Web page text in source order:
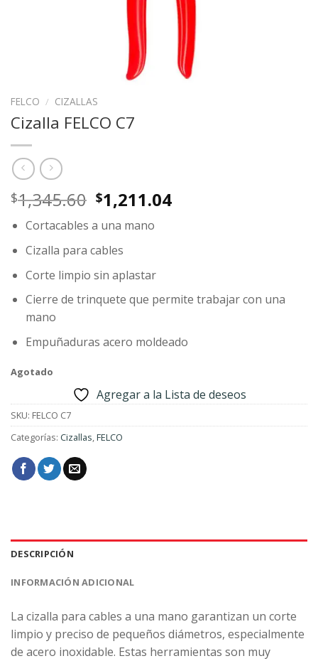
FELCO / CIZALLAS
Cizalla FELCO C7
$1,345.60 Original
price
was:
$1,345.60.
$1,211.04Current
Cortacables a una mano
Cizalla para cables
Corte limpio sin aplastar
Cierre de trinquete que permite trabajar con una
mano
Empuñaduras acero moldeado
Agotado
Agregar a la Lista de deseos
SKU: FELCO C7
Categorías: Cizallas,FELCO
DESCRIPCIÓN
INFORMACIÓN ADICIONAL
La cizalla para cables a una mano garantizan un corte
limpio y preciso de pequeños diámetros, especialmente
de acero inoxidable. Estas herramientas son muy